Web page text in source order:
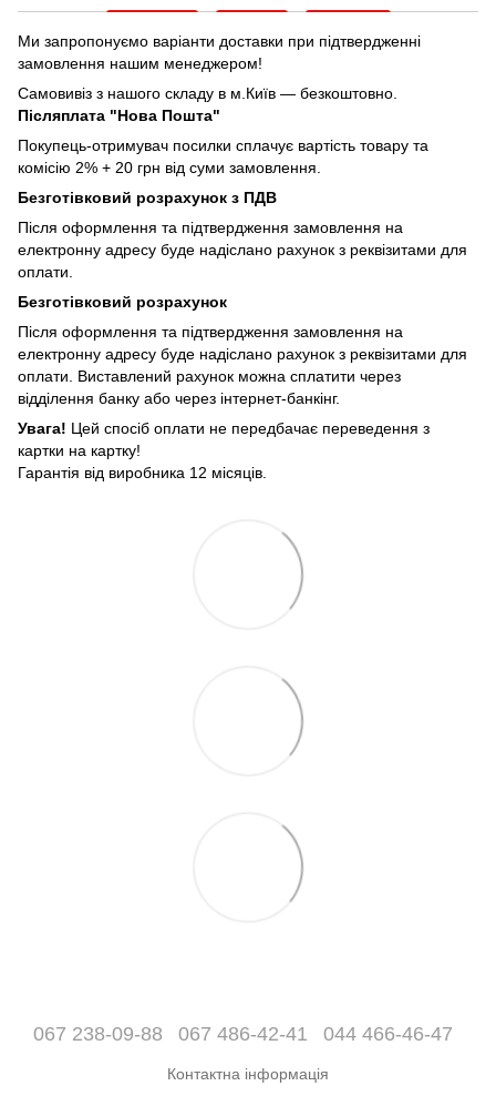
Ми запропонуємо варіанти доставки при підтвердженні
замовлення нашим менеджером!
Самовивіз з нашого складу в м.Київ — безкоштовно.
Післяплата "Нова Пошта"
Покупець-отримувач посилки сплачує вартість товару та
комісію 2% + 20 грн від суми замовлення.
Безготівковий розрахунок з ПДВ
Після оформлення та підтвердження замовлення на
електронну адресу буде надіслано рахунок з реквізитами для
оплати.
Безготівковий розрахунок
Після оформлення та підтвердження замовлення на
електронну адресу буде надіслано рахунок з реквізитами для
оплати. Виставлений рахунок можна сплатити через
відділення банку або через інтернет-банкінг.
Увага! Цей спосіб оплати не передбачає переведення з
картки на картку!
Гарантія від виробника 12 місяців.
067 238-09-88 067 486-42-41 044 466-46-47
Контактна інформація